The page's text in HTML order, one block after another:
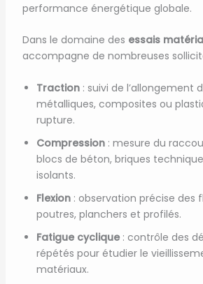
performance énergétique globale.
Dans le domaine des essais
accompagne de nombreuses
Traction: suivi de l’allongement
métalliques, composites ou
rupture.
Compression: mesure du
blocs de béton, briques
isolants.
Flexion: observation précise des
poutres, planchers et profilés.
Fatigue cyclique: contrôle des
répétés pour étudier le
matériaux.